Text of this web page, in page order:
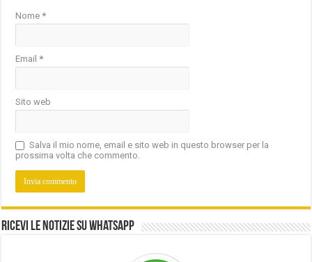
Nome*
Email*
Sito web
Salva il mio nome, email e sito web in questo browser per la
prossima volta che commento.
Ricevi le notizie su Whatsapp